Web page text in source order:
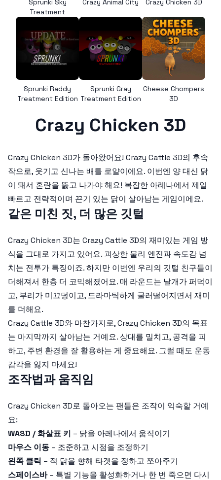
Sprunki Sky
Treatment
Crazy Animal City Crazy Chicken 3D
Sprunki Raddy
Treatment Edition
Sprunki Gray
Treatment Edition
Cheese Chompers
3D
Crazy Chicken 3D
Crazy Chicken 3D가 돌아왔어요! Crazy Cattle 3D의 후속
작으로, 웃기고 신나는 배틀 로얄이에요. 이번엔 양 대신 닭
이 돼서 혼란을 뚫고 나가야 해요! 복잡한 아레나에서 제일
빠르고 전략적이며 끈기 있는 닭이 살아남는 게임이에요.
같은 미친 짓, 더 많은 깃털
Crazy Chicken 3D는 Crazy Cattle 3D의 재미있는 게임 방
식을 그대로 가지고 있어요. 괴상한 물리 엔진과 속도감 넘
치는 전투가 특징이죠. 하지만 이번엔 우리의 깃털 친구들이
더해져서 한층 더 코믹해졌어요. 매 라운드는 날개가 퍼덕이
고, 부리가 미끄덩이고, 드라마틱하게 굴러떨어지면서 재미
를 더해요.
Crazy Cattle 3D와 마찬가지로, Crazy Chicken 3D의 목표
는 마지막까지 살아남는 거예요. 상대를 밀치고, 공격을 피
하고, 주변 환경을 잘 활용하는 게 중요해요. 그럴 때도 운동
감각을 잃지 마세요!
조작법과 움직임
Crazy Chicken 3D로 돌아오는 팬들은 조작이 익숙할 거예
요:
WASD / 화살표 키 – 닭을 아레나에서 움직이기
마우스 이동 – 조준하고 시점을 조정하기
왼쪽 클릭 – 적 닭을 향해 타겟을 정하고 쪼아주기
스페이스바– 특별 기능을 활성화하거나 한 번 죽으면 다시